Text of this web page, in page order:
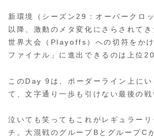
新環境（シーズン29：オーバークロ
以降、激動のメタ変化にさらされて
世界大会（Playoffs）への切符をか
ファイナル」に進出できるのは上位
このDay 9は、ボーダーライン上にい
て、文字通り一歩も引けない最後の戦
泣いても笑ってもこれがレギュラーリ
チ。大混戦のグループBとグループC